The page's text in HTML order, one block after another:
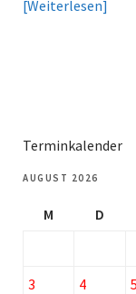
Weiterlesen
Terminkalender
AUGUST 2026
M D
3
4 5